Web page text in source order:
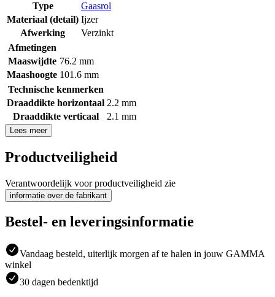
Type
Gaasrol
Materiaal (detail) Ijzer
Afwerking
Verzinkt
Afmetingen
Maaswijdte 76.2 mm
Maashoogte 101.6 mm
Technische kenmerken
Draaddikte horizontaal 2.2 mm
Draaddikte verticaal
2.1 mm
Lees meer
Productveiligheid
Verantwoordelijk voor productveiligheid zie
informatie over de fabrikant
Bestel- en leveringsinformatie
Vandaag besteld, uiterlijk morgen af te halen in jouw GAMMA
winkel
30 dagen bedenktijd